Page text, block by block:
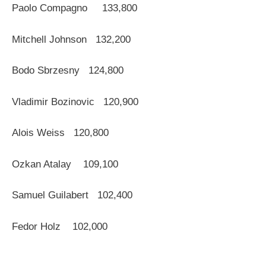
Paolo Compagno 133,800
Mitchell Johnson 132,200
Bodo Sbrzesny 124,800
Vladimir Bozinovic 120,900
Alois Weiss 120,800
Ozkan Atalay 109,100
Samuel Guilabert 102,400
Fedor Holz 102,000